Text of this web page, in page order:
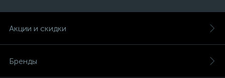
Акции и скидки
Бренды